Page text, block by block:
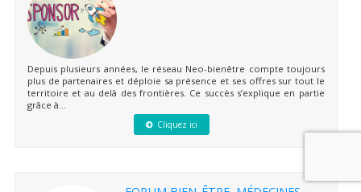
Depuis plusieurs années, le réseau Neo-bienêtre compte toujours
plus de partenaires et déploie sa présence et ses offres sur tout le
territoire et au delà des frontières. Ce succès s’explique en partie
grâce à...
Cliquez ici